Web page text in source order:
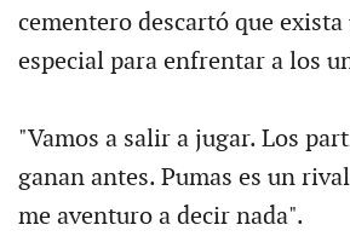
cementero descartó que
especial para enfrentar a los
"Vamos a salir a jugar. Los
ganan antes. Pumas es un
me aventuro a decir nada".